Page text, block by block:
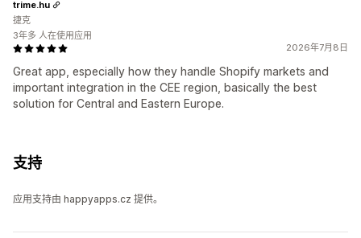
2026年7月8日
Great app, especially how they handle Shopify markets and
important integration in the CEE region, basically the best
solution for Central and Eastern Europe.
trime.hu
捷克
3年多 人在使用应用
支持
应用支持由 happyapps.cz 提供。